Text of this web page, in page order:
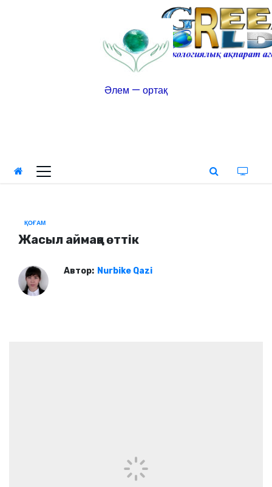
Әлем — ортақ
ҚОҒАМ
Жасыл аймаққа өттік
Автор: Nurbike Qazi